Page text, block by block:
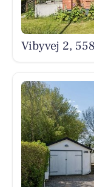
Vibyvej 2,